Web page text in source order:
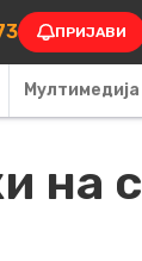
ПРИЈАВИ
Мултимедија
на